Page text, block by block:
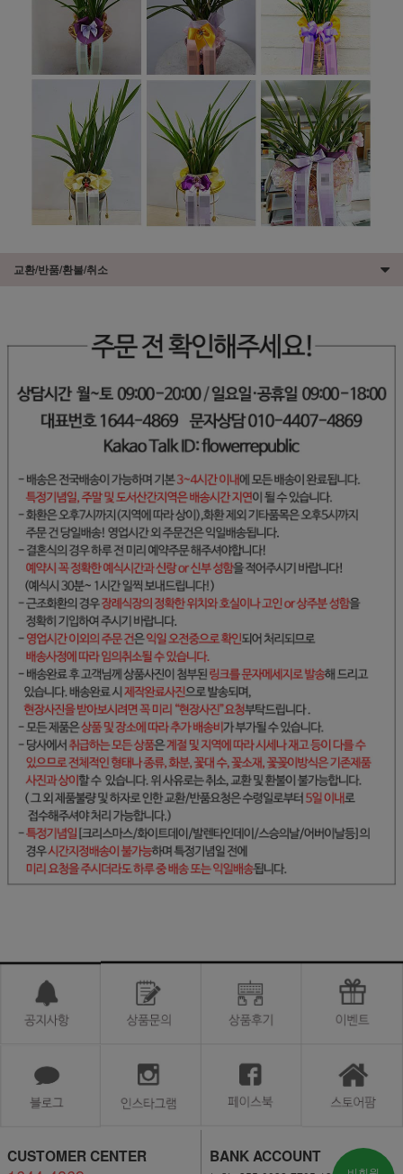
교환/반품/환불/취소
CUSTOMER CENTER BANK ACCOUNT